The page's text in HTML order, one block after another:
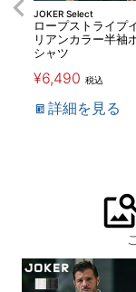
JOKER Select
ロープストライプ
リアンカラー半袖
シャツ
¥6,490 税込
詳細を見る